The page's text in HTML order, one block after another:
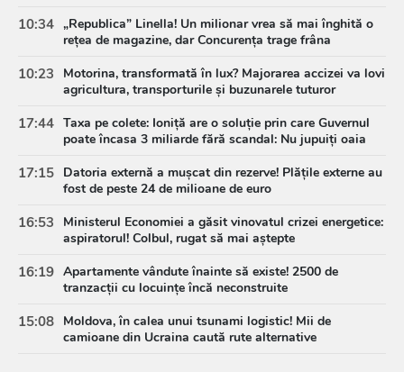
10:34 „Republica” Linella! Un milionar vrea să mai înghită o
rețea de magazine, dar Concurența trage frâna
10:23
Motorina, transformată în lux? Majorarea accizei va lovi
agricultura, transporturile și buzunarele tuturor
17:44 Taxa pe colete: Ioniță are o soluție prin care Guvernul
poate încasa 3 miliarde fără scandal: Nu jupuiți oaia
17:15 Datoria externă a mușcat din rezerve! Plățile externe au
fost de peste 24 de milioane de euro
16:53
Ministerul Economiei a găsit vinovatul crizei energetice:
aspiratorul! Colbul, rugat să mai aștepte
16:19 Apartamente vândute înainte să existe! 2500 de
tranzacții cu locuințe încă neconstruite
15:08 Moldova, în calea unui tsunami logistic! Mii de
camioane din Ucraina caută rute alternative